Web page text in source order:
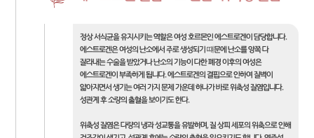
정상 서식균을 유지시키는 역할은 여성 호르몬인 에스트로겐이 담당합니다.
에스트로겐은 여성의 난소에서 주로 생성되기 떄문에 난소를 양쪽 다
잘라내는 수술을 받았거나 난소의 기능이 다한 폐경 이후의 여성은
에스트로겐이 부족하게 됩니다. 에스트로겐의 결핍으로 인하여 질벽이
얇아지면서 생기는 여러 가지 문제 가운데 하나가 바로 위축성 질염입니다.
성관계 후 소량의 출혈을 보이기도 한다.
위축성 질염은 다량의 냉과 성교통을 유발하며, 질 상피 세포의 위축으로 인해